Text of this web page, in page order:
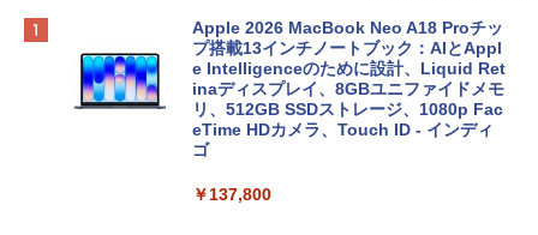
Apple 2026 MacBook Neo A18 Proチッ
プ搭載13インチノートブック：AIとAppl
e Intelligenceのために設計、Liquid Ret
inaディスプレイ、8GBユニファイドメモ
リ、512GB SSDストレージ、1080p Fac
eTime HDカメラ、Touch ID - インディ
ゴ
￥137,800